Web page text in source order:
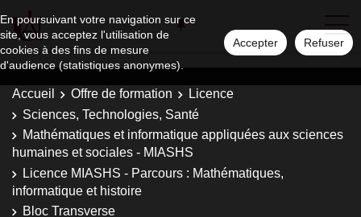
En poursuivant votre navigation sur ce
site, vous acceptez l'utilisation de
cookies à des fins de mesure
d'audience (statistiques anonymes).
Accepter Refuser
Accueil Offre de formation
Licence
Sciences, Technologies, Santé
Mathématiques et informatique appliquées aux sciences
humaines et sociales - MIASHS
Licence MIASHS - Parcours : Mathématiques,
informatique et histoire
Bloc Transverse